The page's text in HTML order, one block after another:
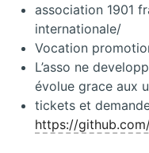
association 1901
internationale/
Vocation
L’asso ne
évolue grace aux
tickets et
https://